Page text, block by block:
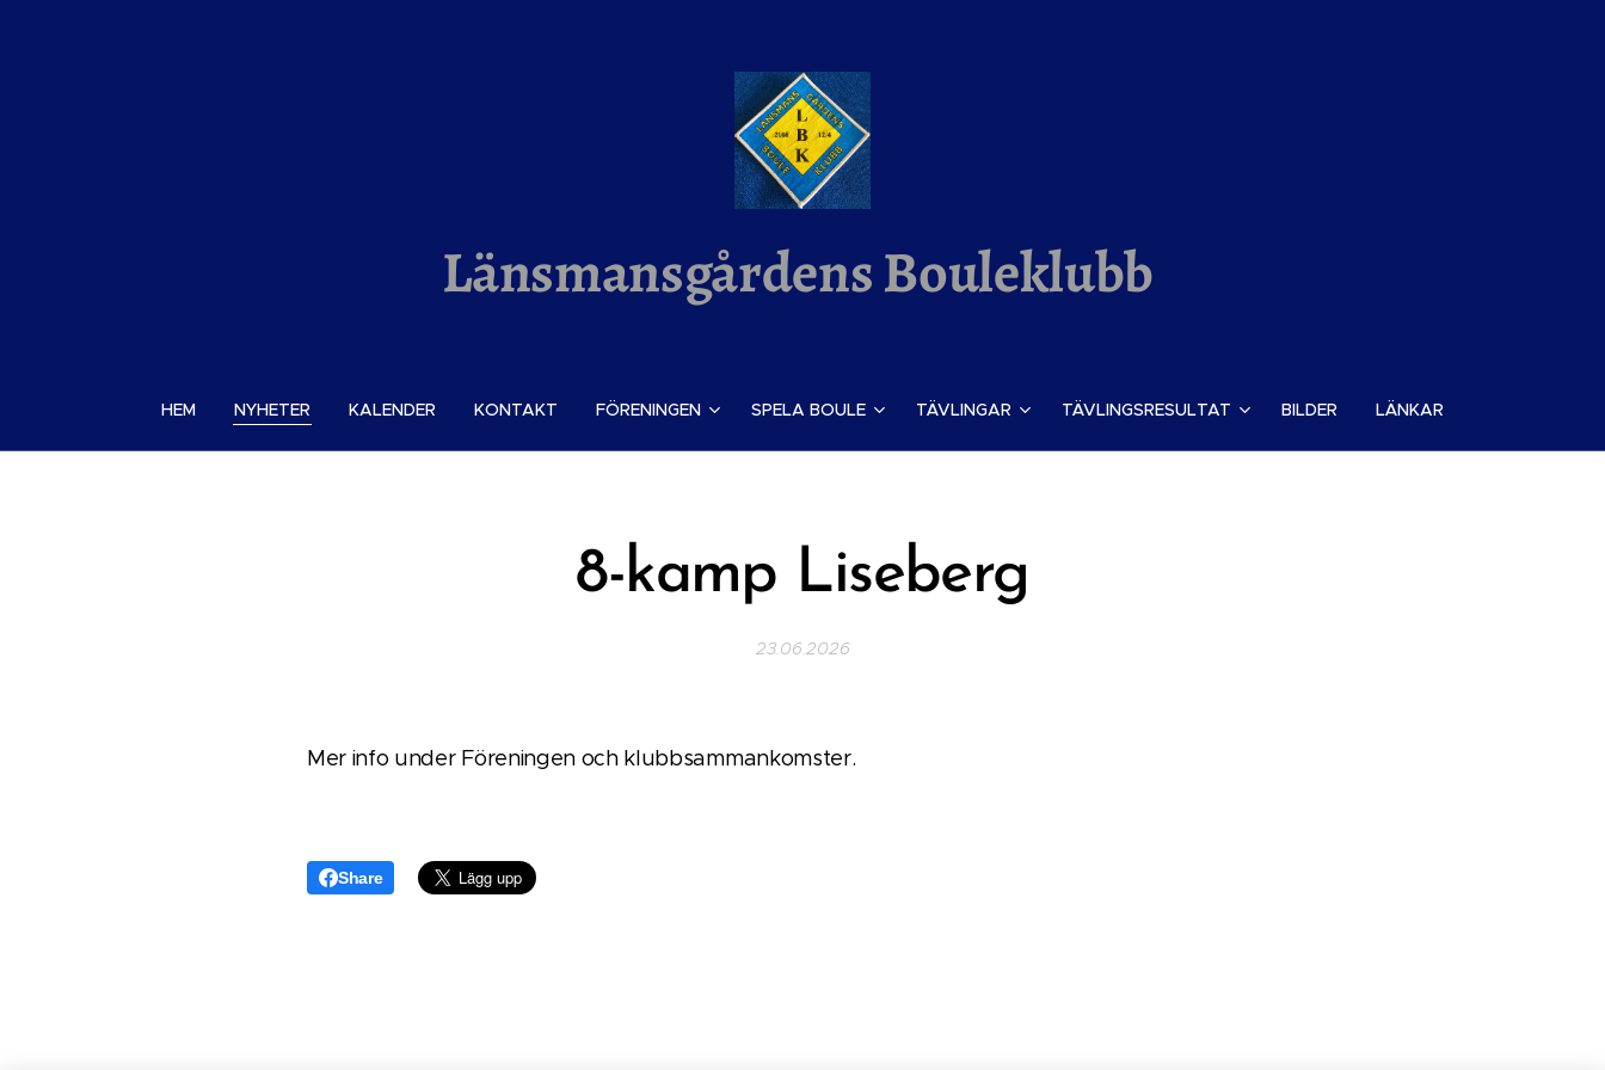
Länsmansgårdens Bouleklubb
HEM NYHETER KALENDER KONTAKT FÖRENINGEN SPELA BOULE TÄVLINGAR TÄVLINGSRESULTAT BILDER LÄNKAR
8-kamp Liseberg
23.06.2026
Mer info under Föreningen och klubbsammankomster.
Share